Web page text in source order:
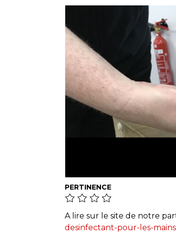
PERTINENCE
A lire sur le site de notre
desinfectant-pour-les-